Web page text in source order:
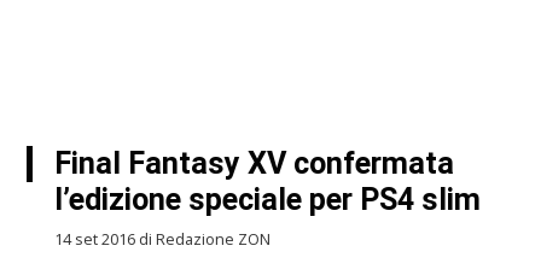
Final Fantasy XV confermata
l’edizione speciale per PS4 slim
14 set 2016 di Redazione ZON